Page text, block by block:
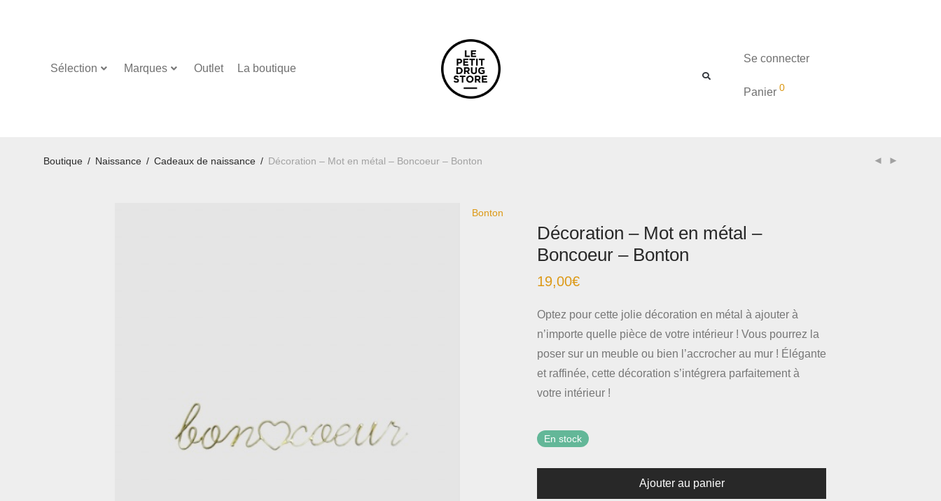
Sélection Marques Outlet La boutique
Se connecter
Panier 0
Boutique / Naissance / Cadeaux de naissance / Décoration – Mot en métal – Boncoeur – Bonton
Bonton
Décoration – Mot en métal –
Boncoeur – Bonton
19,00€
Optez pour cette jolie décoration en métal à ajouter à
n’importe quelle pièce de votre intérieur ! Vous pourrez la
poser sur un meuble ou bien l’accrocher au mur ! Élégante
et raffinée, cette décoration s’intégrera parfaitement à
votre intérieur !
En stock
Ajouter au panier